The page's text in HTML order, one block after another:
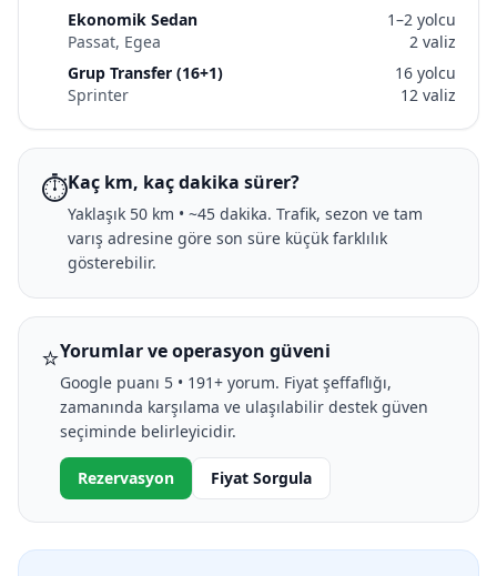
Ekonomik Sedan
Passat, Egea
1–2 yolcu
2 valiz
Grup Transfer (16+1)
Sprinter
16 yolcu
12 valiz
⏱️Kaç km, kaç dakika sürer?
Yaklaşık 50 km • ~45 dakika. Trafik, sezon ve tam
varış adresine göre son süre küçük farklılık
gösterebilir.
⭐Yorumlar ve operasyon güveni
Google puanı 5 • 191+ yorum. Fiyat şeffaflığı,
zamanında karşılama ve ulaşılabilir destek güven
seçiminde belirleyicidir.
Rezervasyon Fiyat Sorgula